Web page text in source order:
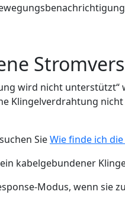
wird nicht
Klingelverdrahtung
SieWie finde ich
kabelgebundener
Modus, wenn sie